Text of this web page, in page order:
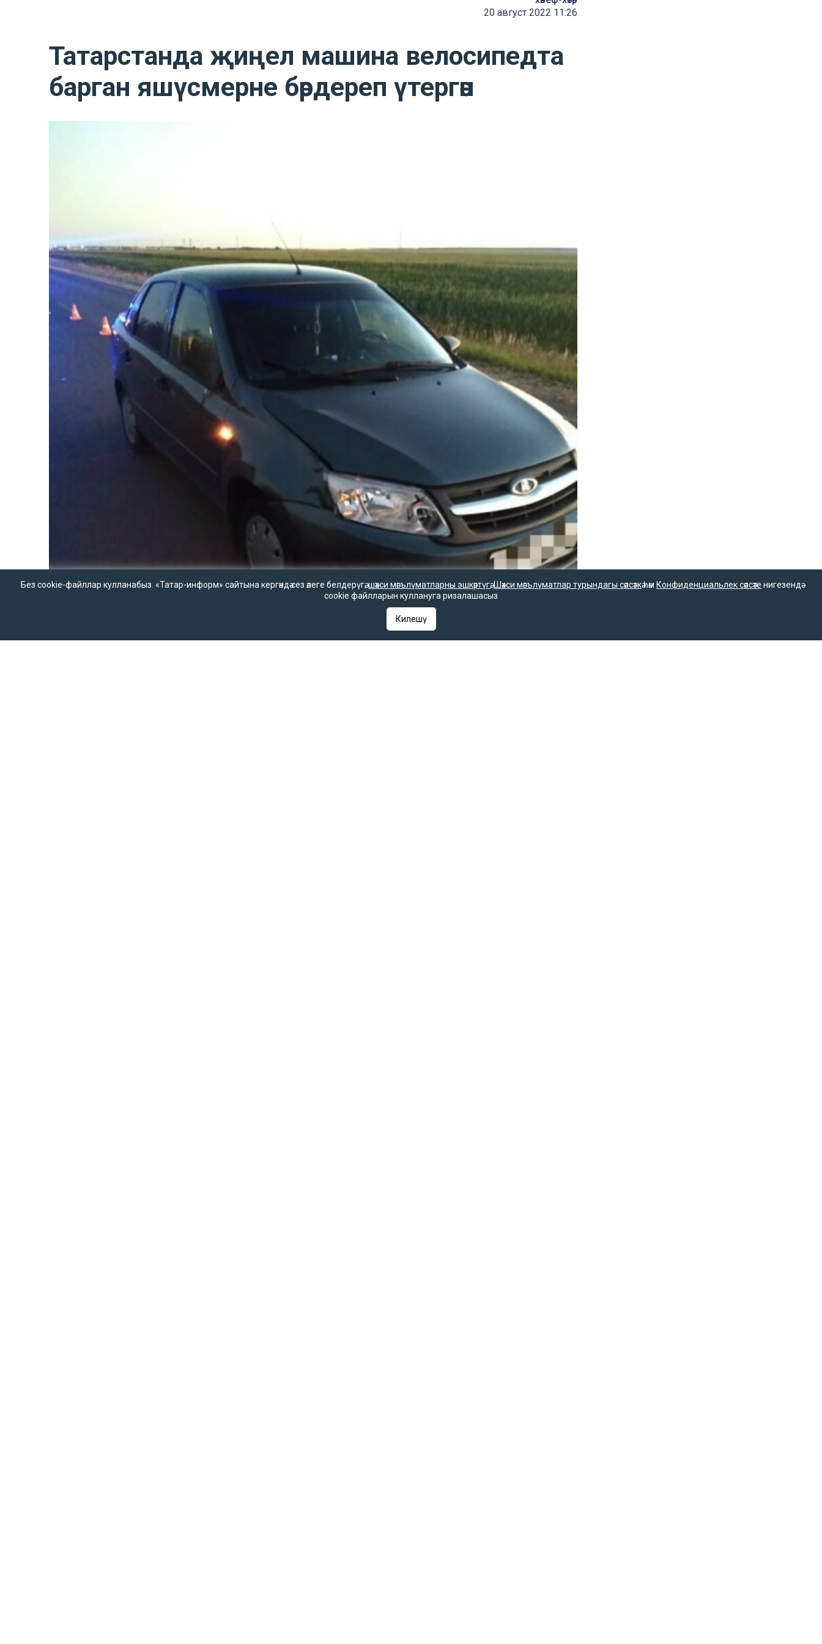
20 август 2022 11:26
Татарстанда җиңел машина велосипедта
барган яшүсмерне бәрдереп үтергән
Без cookie-файллар кулланабыз. «Татар-информ» сайтына кергәндә сез әлеге белдерүгә,шәхси мәгълүматларны эшкәртүгә,Шәхси мәгълүматлар турындагы сәясәткәһәм Конфиденциальлек сәясәте нигезендә
cookie файлларын куллануга ризалашасыз
Килешү